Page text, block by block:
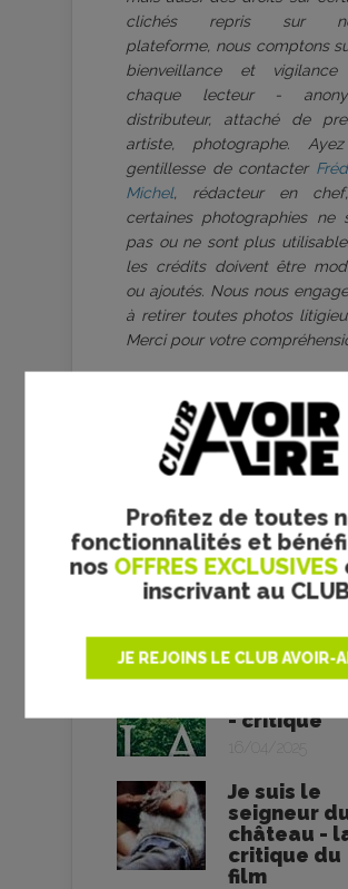
Profitez de toutes
fonctionnalités et
nos OFFRES EXCLUSIVES
inscrivant au
JE REJOINS LE CLUB AVOIR-
clichés repris sur
plateforme, nous comptons
bienveillance et
chaque lecteur -
distributeur, attaché de
artiste, photographe.
gentillesse de contacter
Michel, rédacteur en
certaines photographies ne
pas ou ne sont plus
les crédits doivent être
ou ajoutés. Nous nous
à retirer toutes photos
Merci pour votre
RÉGIS WARGNIER
Indochine -
Régis
- critique
05/04/1992
La
- critique
16/04/2025
Je suis le
seigneur
château -
critique du
film